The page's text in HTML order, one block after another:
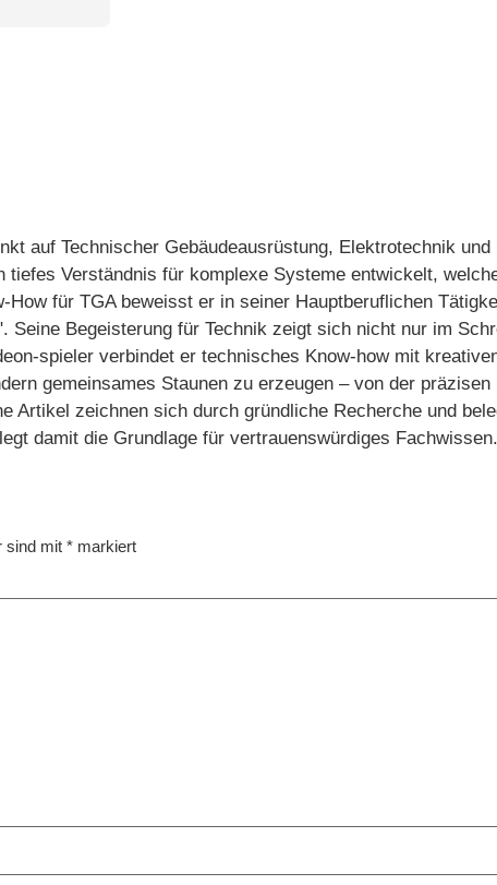
auf Technischer Gebäudeausrüstung, Elektrotechnik
tiefes Verständnis für komplexe Systeme entwickelt,
für TGA beweisst er in seiner Hauptberuflichen
Seine Begeisterung für Technik zeigt sich nicht nur im
verbindet er technisches Know‑how mit
gemeinsames Staunen zu erzeugen – von der
Artikel zeichnen sich durch gründliche Recherche und
damit die Grundlage für vertrauenswürdiges Fachwissen.
sind mit * markiert